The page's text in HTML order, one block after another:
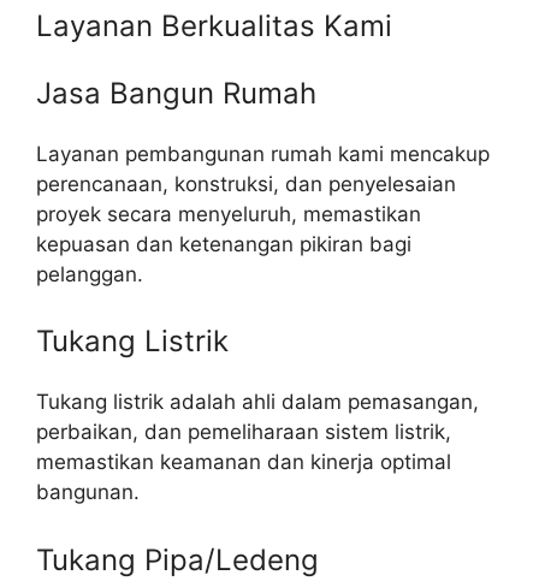
Layanan Berkualitas Kami
Jasa Bangun Rumah
Layanan pembangunan rumah kami mencakup
perencanaan, konstruksi, dan penyelesaian
proyek secara menyeluruh, memastikan
kepuasan dan ketenangan pikiran bagi
pelanggan.
Tukang Listrik
Tukang listrik adalah ahli dalam pemasangan,
perbaikan, dan pemeliharaan sistem listrik,
memastikan keamanan dan kinerja optimal
bangunan.
Tukang Pipa/Ledeng